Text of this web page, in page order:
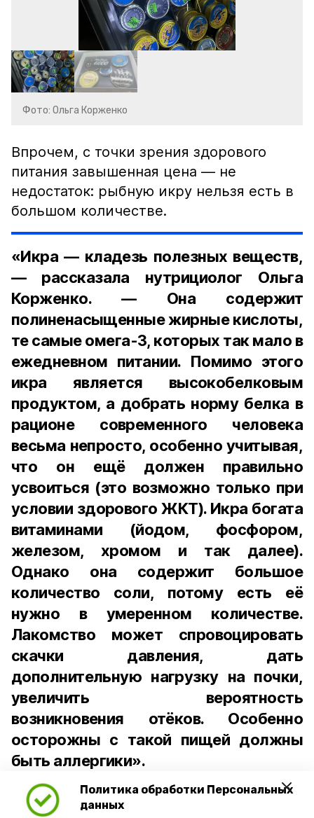
Политика обработки Персональных
данных
Фото: Ольга Корженко
Впрочем, с точки зрения здорового
питания завышенная цена — не
недостаток: рыбную икру нельзя есть в
большом количестве.
«Икра — кладезь полезных веществ,
— рассказала нутрициолог Ольга
Корженко. — Она содержит
полиненасыщенные жирные кислоты,
те самые омега-3, которых так мало в
ежедневном питании. Помимо этого
икра является высокобелковым
продуктом, а добрать норму белка в
рационе современного человека
весьма непросто, особенно учитывая,
что он ещё должен правильно
усвоиться (это возможно только при
условии здорового ЖКТ). Икра богата
витаминами (йодом, фосфором,
железом, хромом и так далее).
Однако она содержит большое
количество соли, потому есть её
нужно в умеренном количестве.
Лакомство может спровоцировать
скачки давления, дать
дополнительную нагрузку на почки,
увеличить вероятность
возникновения отёков. Особенно
осторожны с такой пищей должны
быть аллергики».
Для взрослого человека безопасной
порцией икры считается 30-50 граммов